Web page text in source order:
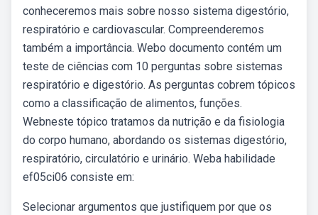
conheceremos mais sobre nosso sistema digestório,
respiratório e cardiovascular. Compreenderemos
também a importância. Webo documento contém um
teste de ciências com 10 perguntas sobre sistemas
respiratório e digestório. As perguntas cobrem tópicos
como a classificação de alimentos, funções.
Webneste tópico tratamos da nutrição e da fisiologia
do corpo humano, abordando os sistemas digestório,
respiratório, circulatório e urinário. Weba habilidade
ef05ci06 consiste em:
Selecionar argumentos que justifiquem por que os